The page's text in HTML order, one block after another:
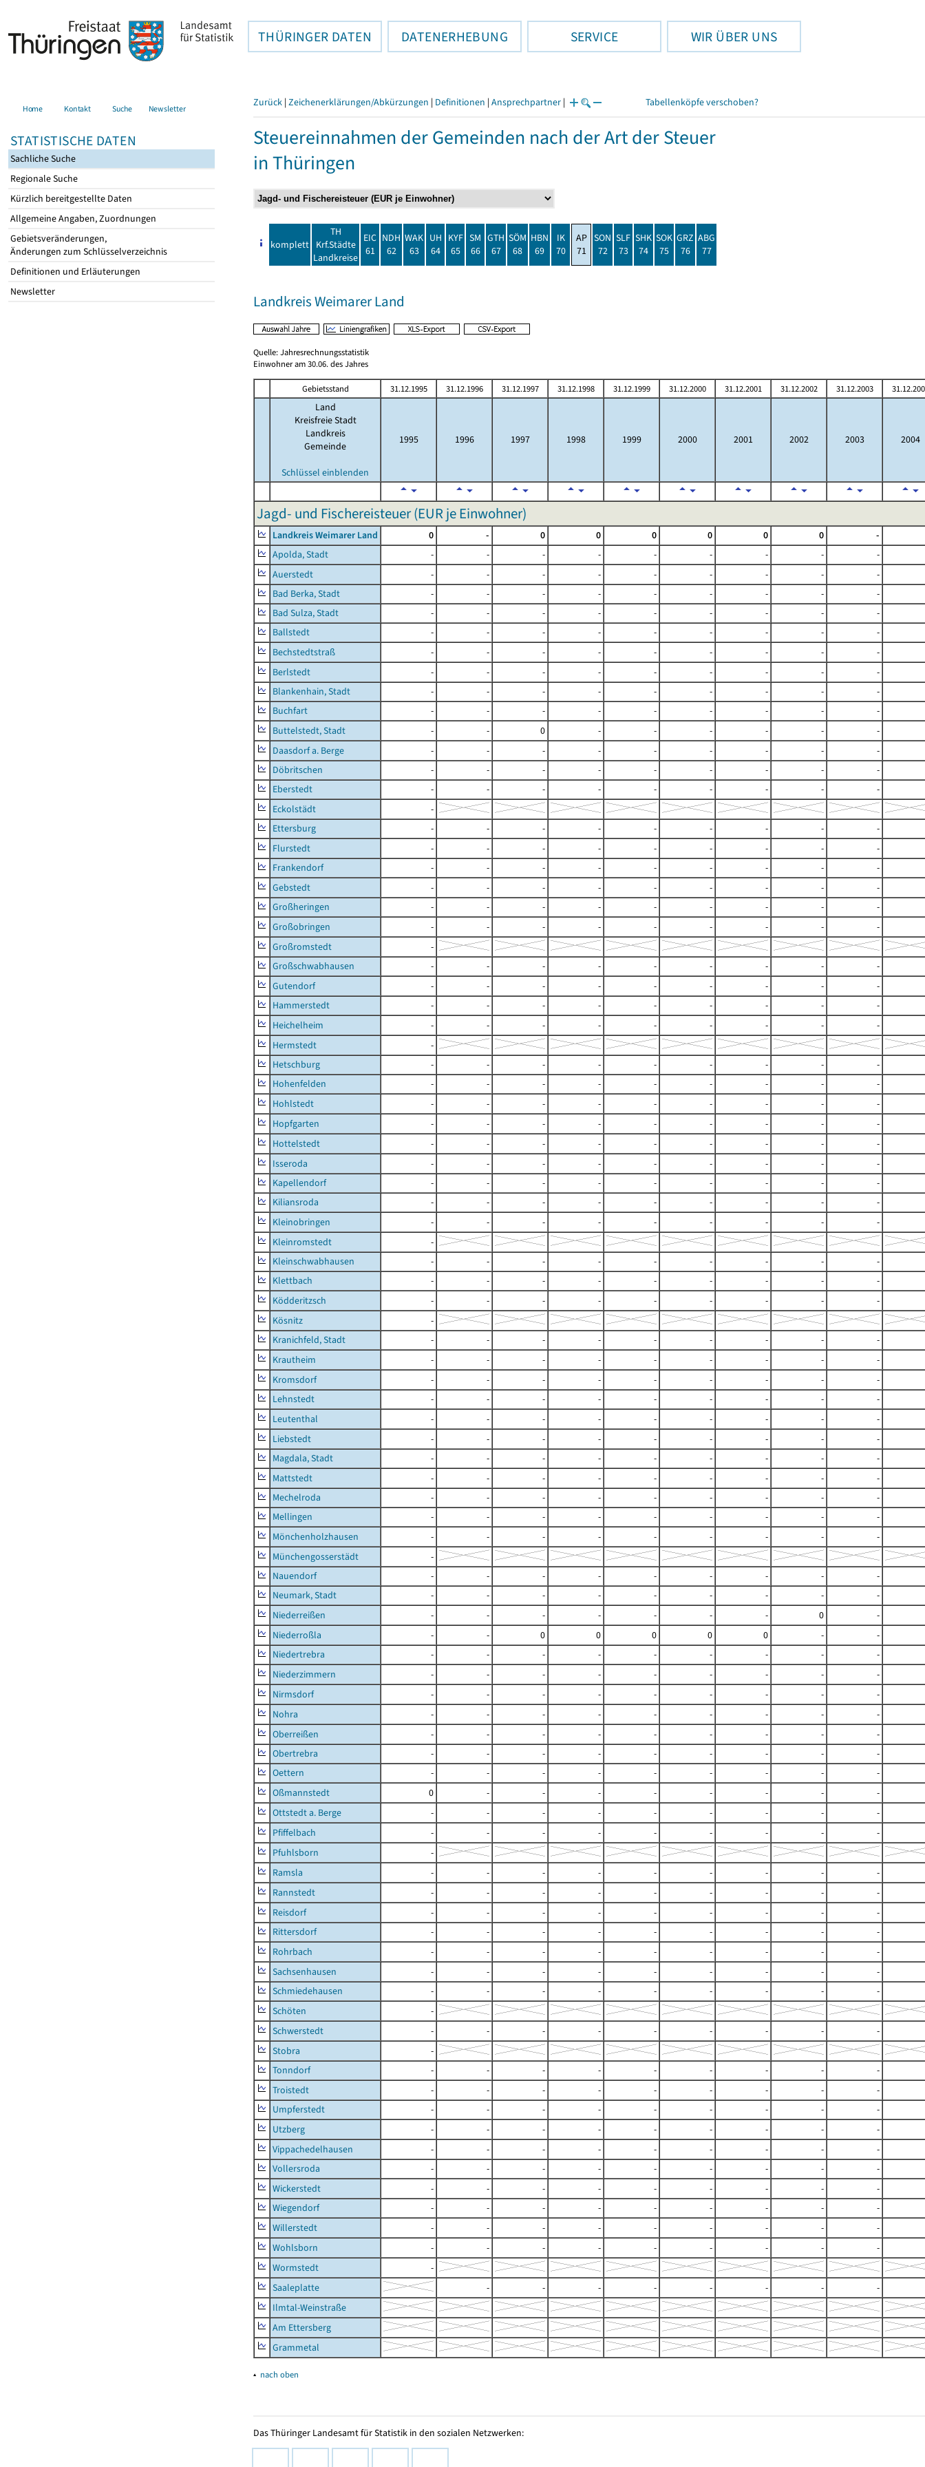
THÜRINGER DATEN DATENERHEBUNG SERVICE WIR ÜBER UNS
Home Kontakt Suche Newsletter
STATISTISCHE DATEN
Sachliche Suche
Regionale Suche
Kürzlich bereitgestellte Daten
Allgemeine Angaben, Zuordnungen
Gebietsveränderungen,
Änderungen zum Schlüsselverzeichnis
Definitionen und Erläuterungen
Newsletter
Zurück | Zeichenerklärungen/Abkürzungen | Definitionen | Ansprechpartner | Tabellenköpfe verschoben?
Steuereinnahmen der Gemeinden nach der Art der Steuer
in Thüringen
komplett
TH
Krf.Städte
Landkreise
EIC
61
NDH
62
WAK
63
UH
64
KYF
65
SM
66
GTH
67
SÖM
68
HBN
69
IK
70
AP
71
SON
72
SLF
73
SHK
74
SOK
75
GRZ
76
ABG
77
Landkreis Weimarer Land
Quelle: Jahresrechnungsstatistik
Einwohner am 30.06. des Jahres
Gebietsstand 31.12.1995 31.12.1996 31.12.1997 31.12.1998 31.12.1999 31.12.2000 31.12.2001 31.12.2002 31.12.2003
Land
Kreisfreie Stadt
Landkreis
Gemeinde
Schlüssel einblenden
1995 1996 1997 1998 1999 2000 2001 2002 2003 2004
Jagd- und Fischereisteuer (EUR je Einwohner)
Landkreis Weimarer Land 0 - 0 0 0 0 0 0
-
Apolda, Stadt
- - - - - - - -
-
Auerstedt
- - - - - - - -
-
Bad Berka, Stadt
- - - - - - - -
-
Bad Sulza, Stadt
- - - - - - - -
-
Ballstedt
- - - - - - - -
-
Bechstedtstraß
- - - - - - - -
-
Berlstedt
- - - - - - - -
-
Blankenhain, Stadt
- - - - - - - -
-
Buchfart
- - - - - - - -
-
Buttelstedt, Stadt
- - 0 - - - - -
-
Daasdorf a. Berge
- - - - - - - -
-
Döbritschen
- - - - - - - -
-
Eberstedt
- - - - - - - -
-
Eckolstädt
-
Ettersburg
- - - - - - - -
-
Flurstedt
- - - - - - - -
-
Frankendorf
- - - - - - - -
-
Gebstedt
- - - - - - - -
-
Großheringen
- - - - - - - -
-
Großobringen
- - - - - - - -
-
Großromstedt
-
Großschwabhausen
- - - - - - - -
-
Gutendorf
- - - - - - - -
-
Hammerstedt
- - - - - - - -
-
Heichelheim
- - - - - - - -
-
Hermstedt
-
Hetschburg
- - - - - - - -
-
Hohenfelden
- - - - - - - -
-
Hohlstedt
- - - - - - - -
-
Hopfgarten
- - - - - - - -
-
Hottelstedt
- - - - - - - -
-
Isseroda
- - - - - - - -
-
Kapellendorf
- - - - - - - -
-
Kiliansroda
- - - - - - - -
-
Kleinobringen
- - - - - - - -
-
Kleinromstedt
-
Kleinschwabhausen
- - - - - - - -
-
Klettbach
- - - - - - - -
-
Ködderitzsch
- - - - - - - -
-
Kösnitz
-
Kranichfeld, Stadt
- - - - - - - -
-
Krautheim
- - - - - - - -
-
Kromsdorf
- - - - - - - -
-
Lehnstedt
- - - - - - - -
-
Leutenthal
- - - - - - - -
-
Liebstedt
- - - - - - - -
-
Magdala, Stadt
- - - - - - - -
-
Mattstedt
- - - - - - - -
-
Mechelroda
- - - - - - - -
-
Mellingen
- - - - - - - -
-
Mönchenholzhausen
- - - - - - - -
-
Münchengosserstädt
-
Nauendorf
- - - - - - - -
-
Neumark, Stadt
- - - - - - - -
-
Niederreißen
- - - - - - - 0
-
Niederroßla
- - 0 0 0 0 0 -
-
Niedertrebra
- - - - - - - -
-
Niederzimmern
- - - - - - - -
-
Nirmsdorf
- - - - - - - -
-
Nohra
- - - - - - - -
-
Oberreißen
- - - - - - - -
-
Obertrebra
- - - - - - - -
-
Oettern
- - - - - - - -
-
Oßmannstedt
0 - - - - - - -
-
Ottstedt a. Berge
- - - - - - - -
-
Pfiffelbach
- - - - - - - -
-
Pfuhlsborn
-
Ramsla
- - - - - - - -
-
Rannstedt
- - - - - - - -
-
Reisdorf
- - - - - - - -
-
Rittersdorf
- - - - - - - -
-
Rohrbach
- - - - - - - -
-
Sachsenhausen
- - - - - - - -
-
Schmiedehausen
- - - - - - - -
-
Schöten
-
Schwerstedt
- - - - - - - -
-
Stobra
-
Tonndorf
- - - - - - - -
-
Troistedt
- - - - - - - -
-
Umpferstedt
- - - - - - - -
-
Utzberg
- - - - - - - -
-
Vippachedelhausen
- - - - - - - -
-
Vollersroda
- - - - - - - -
-
Wickerstedt
- - - - - - - -
-
Wiegendorf
- - - - - - - -
-
Willerstedt
- - - - - - - -
-
Wohlsborn
- - - - - - - -
-
Wormstedt
-
Saaleplatte
- - - - - - -
-
Ilmtal-Weinstraße
Am Ettersberg
Grammetal
▴ nach oben
Das Thüringer Landesamt für Statistik in den sozialen Netzwerken: